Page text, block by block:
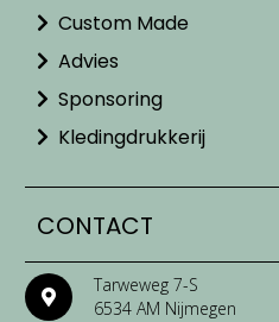
Custom Made
Advies
Sponsoring
Kledingdrukkerij
CONTACT
Tarweweg 7-S
6534 AM Nijmegen